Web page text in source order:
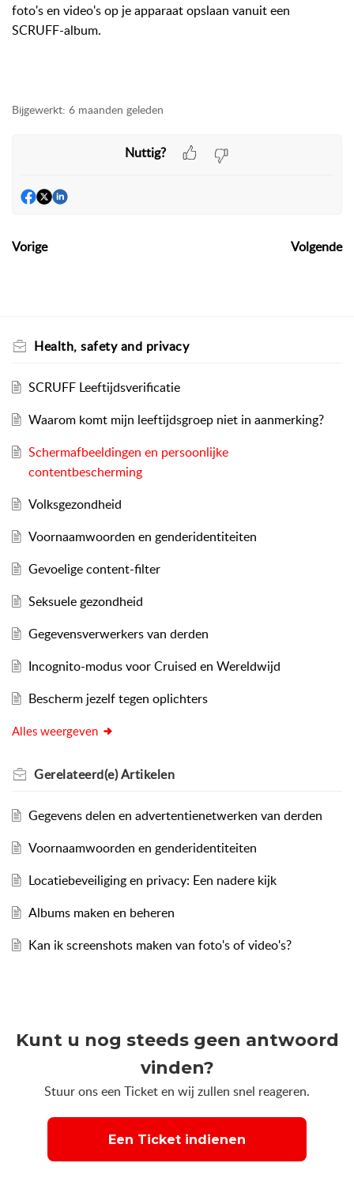
foto's en video's op je apparaat opslaan vanuit een
SCRUFF-album.
Bijgewerkt: 6 maanden geleden
Nuttig?
Vorige Volgende
Health, safety and privacy
SCRUFF Leeftijdsverificatie
Waarom komt mijn leeftijdsgroep niet in aanmerking?
Schermafbeeldingen en persoonlijke
contentbescherming
Volksgezondheid
Voornaamwoorden en genderidentiteiten
Gevoelige content-filter
Seksuele gezondheid
Gegevensverwerkers van derden
Incognito-modus voor Cruised en Wereldwijd
Bescherm jezelf tegen oplichters
Alles weergeven
Gerelateerd(e)Artikelen
Gegevens delen en advertentienetwerken van derden
Voornaamwoorden en genderidentiteiten
Locatiebeveiliging en privacy: Een nadere kijk
Albums maken en beheren
Kan ik screenshots maken van foto's of video's?
Kunt u nog steeds geen antwoord
vinden?
Stuur ons een Ticket en wij zullen snel reageren.
Een Ticket indienen